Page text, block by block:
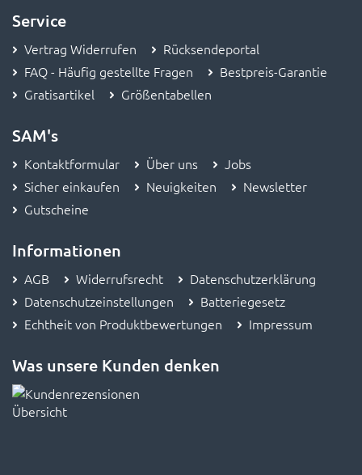
Service
Vertrag Widerrufen
Rücksendeportal
FAQ - Häufig gestellte Fragen
Bestpreis-Garantie
Gratisartikel
Größentabellen
SAM's
Kontaktformular Über uns
Jobs
Sicher einkaufen
Neuigkeiten
Newsletter
Gutscheine
Informationen
AGB Widerrufsrecht
Datenschutzerklärung
Datenschutzeinstellungen
Batteriegesetz
Echtheit von Produktbewertungen
Impressum
Was unsere Kunden denken